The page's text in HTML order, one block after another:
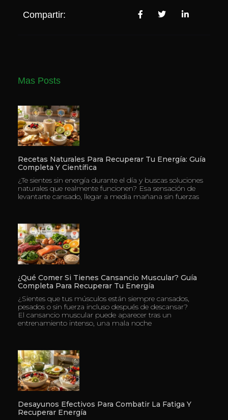
Compartir:
Mas Posts
Recetas Naturales Para Recuperar Tu Energía: Guía
Completa Y Científica
¿Te sientes sin energía durante el día y buscas soluciones
naturales que realmente funcionen? Esa sensación de
levantarte cansado, llegar a media mañana sin fuerzas
¿Qué Comer Si Tienes Cansancio Muscular? Guía
Completa Para Recuperar Tu Energía
¿Sientes que tus músculos están siempre cansados,
pesados o sin fuerza incluso después de descansar?
El cansancio muscular puede aparecer tras un
entrenamiento intenso, una mala noche
Desayunos Efectivos Para Combatir La Fatiga Y
Recuperar Energía